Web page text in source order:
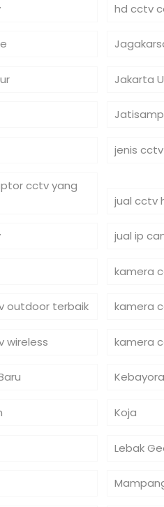
hd cctv
Jakarta
jenis cctv
cctv yang
jual cctv
jual ip
kamera
outdoor terbaik kamera
wireless kamera
Koja
Lebak